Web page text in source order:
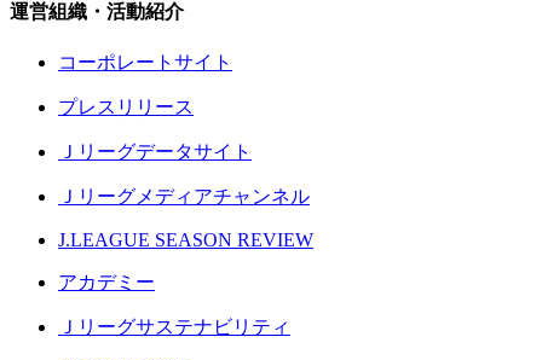
運営組織・活動紹介
コーポレートサイト
プレスリリース
Ｊリーグデータサイト
Ｊリーグメディアチャンネル
J.LEAGUE SEASON REVIEW
アカデミー
Ｊリーグサステナビリティ